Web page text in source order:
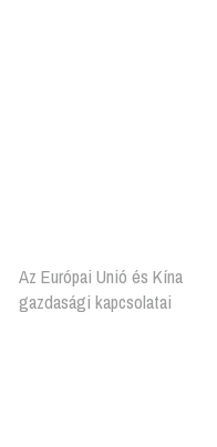
Az Európai Unió és Kína
gazdasági kapcsolatai